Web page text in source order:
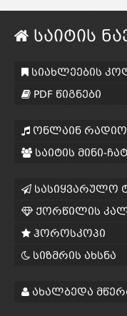
საიტის
სიახლეების
PDF წიგნები
ონლაინ რადიო
საიტის მინი-
სასიყვარულო
ქორწილის
ჰოროსკოპი
სიზმრის ახსნა
ახალბედა